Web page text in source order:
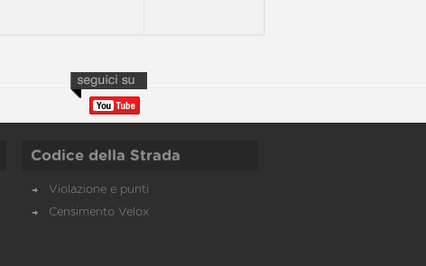
Codice della Strada
Violazione e punti
Censimento Velox